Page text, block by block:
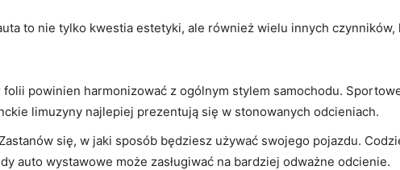
to nie tylko kwestia estetyki, ale również wielu innych
folii powinien harmonizować z ogólnym stylem samochodu.
limuzyny najlepiej prezentują się w stonowanych odcieniach.
Zastanów się, w jaki sposób będziesz używać swojego pojazdu.
auto wystawowe może zasługiwać na bardziej odważne odcienie.